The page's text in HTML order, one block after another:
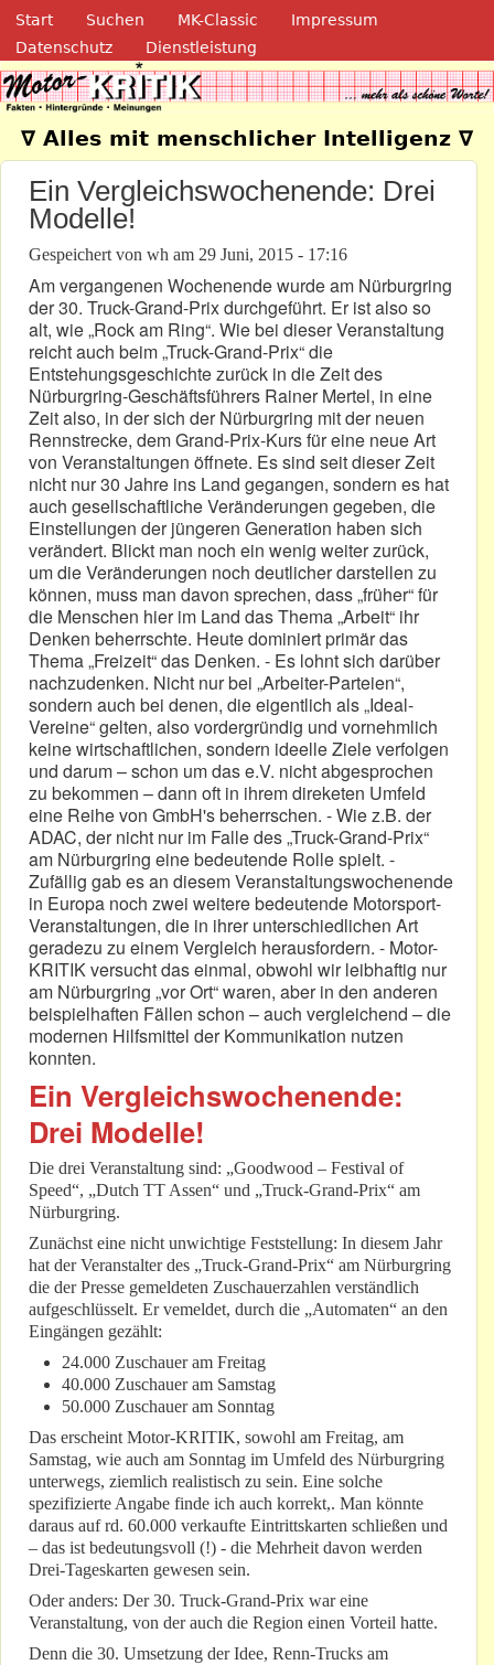
Direkt zum Inhalt
Navigation
Start Suchen MK-Classic
Impressum
Datenschutz
Dienstleistung
Motor-Kritik.de
∇ Alles mit menschlicher Intelligenz ∇
Ein Vergleichswochenende: Drei
Modelle!
Gespeichert von wh am 29 Juni, 2015 - 17:16
Am vergangenen Wochenende wurde am Nürburgring
der 30. Truck-Grand-Prix durchgeführt. Er ist also so
alt, wie „Rock am Ring“. Wie bei dieser Veranstaltung
reicht auch beim „Truck-Grand-Prix“ die
Entstehungsgeschichte zurück in die Zeit des
Nürburgring-Geschäftsführers Rainer Mertel, in eine
Zeit also, in der sich der Nürburgring mit der neuen
Rennstrecke, dem Grand-Prix-Kurs für eine neue Art
von Veranstaltungen öffnete. Es sind seit dieser Zeit
nicht nur 30 Jahre ins Land gegangen, sondern es hat
auch gesellschaftliche Veränderungen gegeben, die
Einstellungen der jüngeren Generation haben sich
verändert. Blickt man noch ein wenig weiter zurück,
um die Veränderungen noch deutlicher darstellen zu
können, muss man davon sprechen, dass „früher“ für
die Menschen hier im Land das Thema „Arbeit“ ihr
Denken beherrschte. Heute dominiert primär das
Thema „Freizeit“ das Denken. - Es lohnt sich darüber
nachzudenken. Nicht nur bei „Arbeiter-Parteien“,
sondern auch bei denen, die eigentlich als „Ideal-
Vereine“ gelten, also vordergründig und vornehmlich
keine wirtschaftlichen, sondern ideelle Ziele verfolgen
und darum – schon um das e.V. nicht abgesprochen
zu bekommen – dann oft in ihrem direketen Umfeld
eine Reihe von GmbH's beherrschen. - Wie z.B. der
ADAC, der nicht nur im Falle des „Truck-Grand-Prix“
am Nürburgring eine bedeutende Rolle spielt. -
Zufällig gab es an diesem Veranstaltungswochenende
in Europa noch zwei weitere bedeutende Motorsport-
Veranstaltungen, die in ihrer unterschiedlichen Art
geradezu zu einem Vergleich herausfordern. - Motor-
KRITIK versucht das einmal, obwohl wir leibhaftig nur
am Nürburgring „vor Ort“ waren, aber in den anderen
beispielhaften Fällen schon – auch vergleichend – die
modernen Hilfsmittel der Kommunikation nutzen
konnten.
Ein Vergleichswochenende:
Drei Modelle!
Die drei Veranstaltung sind: „Goodwood – Festival of
Speed“, „Dutch TT Assen“ und „Truck-Grand-Prix“ am
Nürburgring.
Zunächst eine nicht unwichtige Feststellung: In diesem Jahr
hat der Veranstalter des „Truck-Grand-Prix“ am Nürburgring
die der Presse gemeldeten Zuschauerzahlen verständlich
aufgeschlüsselt. Er vemeldet, durch die „Automaten“ an den
Eingängen gezählt:
24.000 Zuschauer am Freitag
40.000 Zuschauer am Samstag
50.000 Zuschauer am Sonntag
Das erscheint Motor-KRITIK, sowohl am Freitag, am
Samstag, wie auch am Sonntag im Umfeld des Nürburgring
unterwegs, ziemlich realistisch zu sein. Eine solche
spezifizierte Angabe finde ich auch korrekt,. Man könnte
daraus auf rd. 60.000 verkaufte Eintrittskarten schließen und
– das ist bedeutungsvoll (!) - die Mehrheit davon werden
Drei-Tageskarten gewesen sein.
Oder anders: Der 30. Truck-Grand-Prix war eine
Veranstaltung, von der auch die Region einen Vorteil hatte.
Denn die 30. Umsetzung der Idee, Renn-Trucks am